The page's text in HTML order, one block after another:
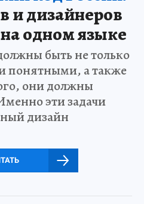
и дизайнеров
одном языке
быть не только
понятными, а также
они должны
эти задачи
дизайн